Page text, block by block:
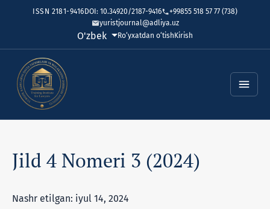
ISSN 2181-9416DOI: 10.34920/2187-9416
+99855 518 57 77 (738)
yuristjournal@adliya.uz
Tilni o'zgartirish. Joriy til:
O'zbek Ro‘yxatdan o‘tish Kirish
Jild 4 Nomeri 3 (2024)
Nashr etilgan: iyul 14, 2024